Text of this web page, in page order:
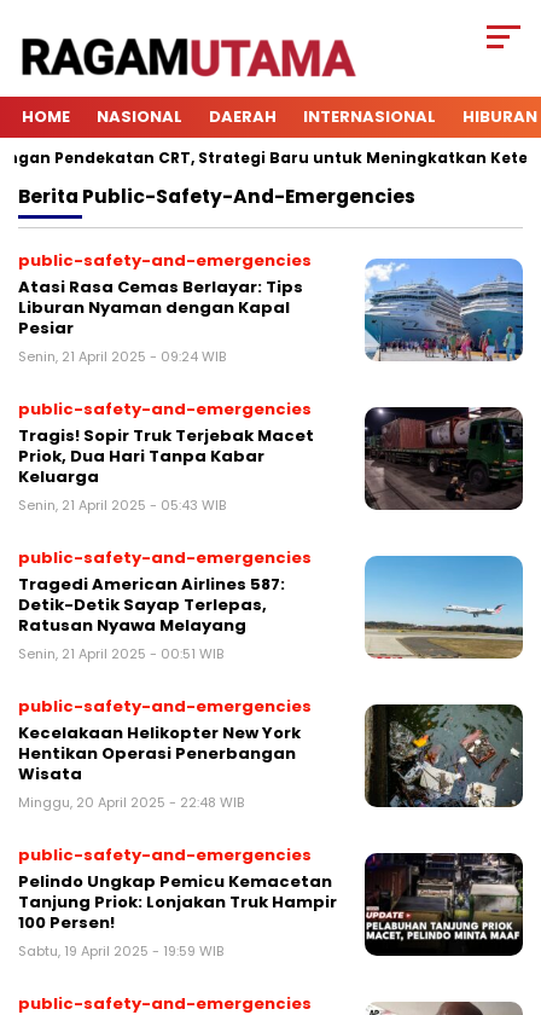
HOME NASIONAL DAERAH INTERNASIONAL HIBURAN
Pendekatan CRT, Strategi Baru untuk Meningkatkan
Berita Public-Safety-And-Emergencies
public-safety-and-emergencies
Atasi Rasa Cemas Berlayar: Tips
Liburan Nyaman dengan Kapal
Pesiar
Senin, 21 April 2025 - 09:24 WIB
public-safety-and-emergencies
Tragis! Sopir Truk Terjebak Macet
Priok, Dua Hari Tanpa Kabar
Keluarga
Senin, 21 April 2025 - 05:43 WIB
public-safety-and-emergencies
Tragedi American Airlines 587:
Detik-Detik Sayap Terlepas,
Ratusan Nyawa Melayang
Senin, 21 April 2025 - 00:51 WIB
public-safety-and-emergencies
Kecelakaan Helikopter New York
Hentikan Operasi Penerbangan
Wisata
Minggu, 20 April 2025 - 22:48 WIB
public-safety-and-emergencies
Pelindo Ungkap Pemicu Kemacetan
Tanjung Priok: Lonjakan Truk Hampir
100 Persen!
Sabtu, 19 April 2025 - 19:59 WIB
public-safety-and-emergencies